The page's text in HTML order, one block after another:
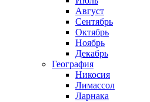
Август
Сентябрь
Октябрь
Ноябрь
Декабрь
География
Никосия
Лимассол
Ларнака